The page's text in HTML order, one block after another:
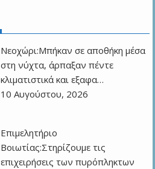
Νεοχώρι:Μπήκαν σε αποθήκη μέσα
στη νύχτα, άρπαξαν πέντε
κλιματιστικά και εξαφα…
10 Αυγούστου, 2026
Eπιμελητήριο
Βοιωτίας:Στηρίζουμε τις
επιχειρήσεις των πυρόπληκτων